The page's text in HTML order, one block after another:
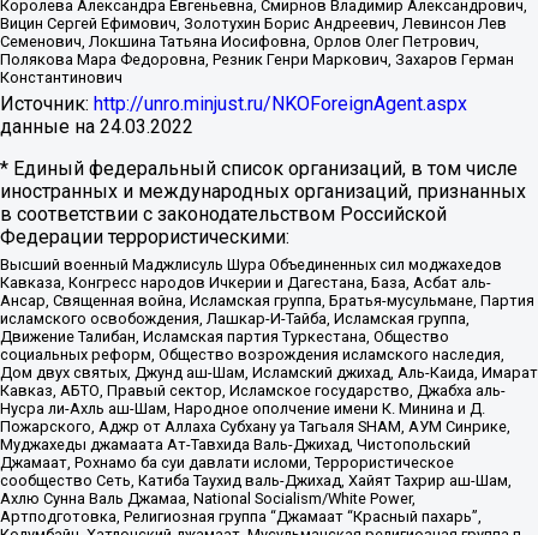
Королева Александра Евгеньевна, Смирнов Владимир Александрович,
Вицин Сергей Ефимович, Золотухин Борис Андреевич, Левинсон Лев
Семенович, Локшина Татьяна Иосифовна, Орлов Олег Петрович,
Полякова Мара Федоровна, Резник Генри Маркович, Захаров Герман
Константинович
Источник: http://unro.minjust.ru/NKOForeignAgent.aspx
данные на 24.03.2022
* Единый федеральный список организаций, в том числе
иностранных и международных организаций, признанных
в соответствии с законодательством Российской
Федерации террористическими:
Высший военный Маджлисуль Шура Объединенных сил моджахедов
Кавказа, Конгресс народов Ичкерии и Дагестана, База, Асбат аль-
Ансар, Священная война, Исламская группа, Братья-мусульмане, Партия
исламского освобождения, Лашкар-И-Тайба, Исламская группа,
Движение Талибан, Исламская партия Туркестана, Общество
социальных реформ, Общество возрождения исламского наследия,
Дом двух святых, Джунд аш-Шам, Исламский джихад, Аль-Каида, Имарат
Кавказ, АБТО, Правый сектор, Исламское государство, Джабха аль-
Нусра ли-Ахль аш-Шам, Народное ополчение имени К. Минина и Д.
Пожарского, Аджр от Аллаха Субхану уа Тагьаля SHAM, АУМ Синрике,
Муджахеды джамаата Ат-Тавхида Валь-Джихад, Чистопольский
Джамаат, Рохнамо ба суи давлати исломи, Террористическое
сообщество Сеть, Катиба Таухид валь-Джихад, Хайят Тахрир аш-Шам,
Ахлю Сунна Валь Джамаа, National Socialism/White Power,
Артподготовка, Религиозная группа “Джамаат “Красный пахарь”,